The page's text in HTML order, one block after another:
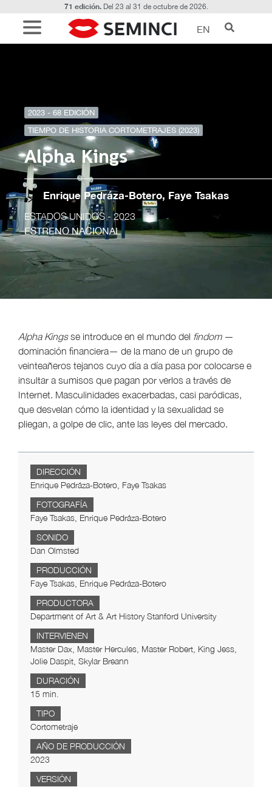
71 edición.Del 23 al 31 de octubre de 2026.
EN
2023 - 68 EDICIÓN
TIEMPO DE HISTORIA CORTOMETRAJES (2023)
Alpha Kings
Enrique Pedráza-Botero, Faye Tsakas
ESTADOS UNIDOS- 2023
ESTRENO NACIONAL
Alpha Kingsse introduce en el mundo del findom —
dominación financiera— de la mano de un grupo de
veinteañeros tejanos cuyo día a día pasa por colocarse e
insultar a sumisos que pagan por verlos a través de
Internet. Masculinidades exacerbadas, casi paródicas,
que desvelan cómo la identidad y la sexualidad se
pliegan, a golpe de clic, ante las leyes del mercado.
DIRECCIÓN
Enrique Pedráza-Botero, Faye Tsakas
FOTOGRAFÍA
Faye Tsakas, Enrique Pedráza-Botero
SONIDO
Dan Olmsted
PRODUCCIÓN
Faye Tsakas, Enrique Pedráza-Botero
PRODUCTORA
Department of Art & Art History Stanford University
INTERVIENEN
Master Dax, Master Hercules, Master Robert, King Jess,
Jolie Daspit, Skylar Breann
DURACIÓN
15 min.
TIPO
Cortometraje
AÑO DE PRODUCCIÓN
2023
VERSIÓN